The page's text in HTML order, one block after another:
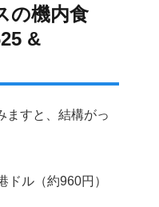
の機内食
&
ますと、結構がっ
ドル（約960円）